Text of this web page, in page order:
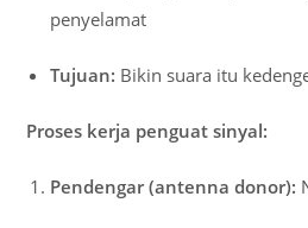
penyelamat
Tujuan: Bikin suara itu
Proses kerja penguat sinyal:
Pendengar (antenna donor):